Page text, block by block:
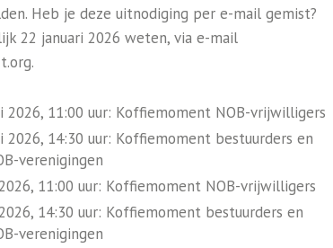
Heb je deze uitnodiging per e-mail gemist?
22 januari 2026 weten, via e-mail
2026, 11:00 uur: Koffiemoment NOB-vrijwilligers
2026, 14:30 uur: Koffiemoment bestuurders en
verenigingen
11:00 uur: Koffiemoment NOB-vrijwilligers
14:30 uur: Koffiemoment bestuurders en
verenigingen